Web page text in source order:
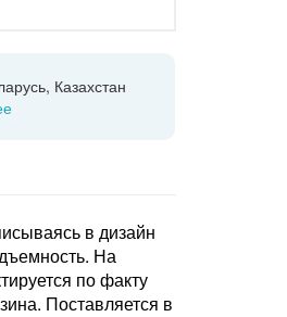
Казахстан
в дизайн
На
по факту
Поставляется в